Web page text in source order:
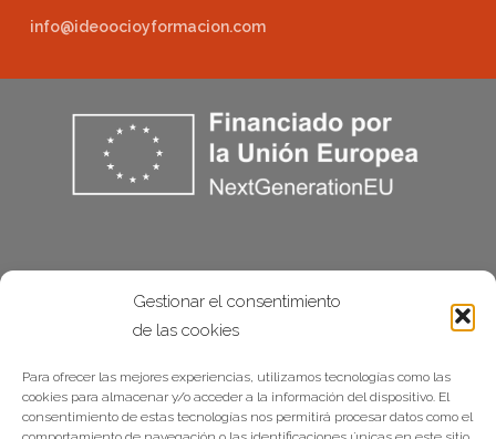
Gestionar el consentimiento
de las cookies
Para ofrecer las mejores experiencias, utilizamos tecnologías como las
cookies para almacenar y/o acceder a la información del dispositivo. El
consentimiento de estas tecnologías nos permitirá procesar datos como el
info@ideoocioyformacion.com